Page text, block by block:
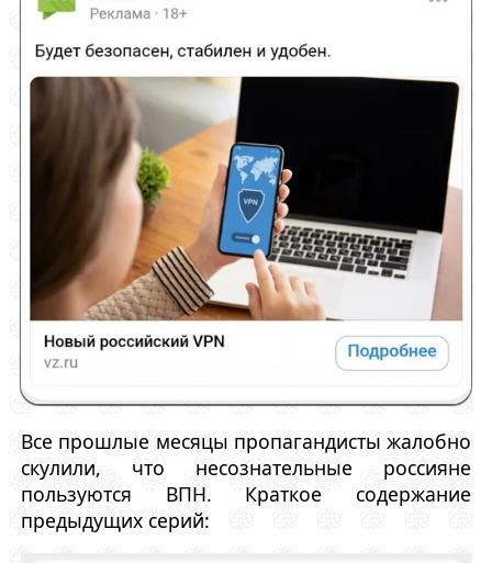
Все прошлые месяцы пропагандисты жалобно
скулили, что несознательные россияне
пользуются ВПН. Краткое содержание
предыдущих серий: